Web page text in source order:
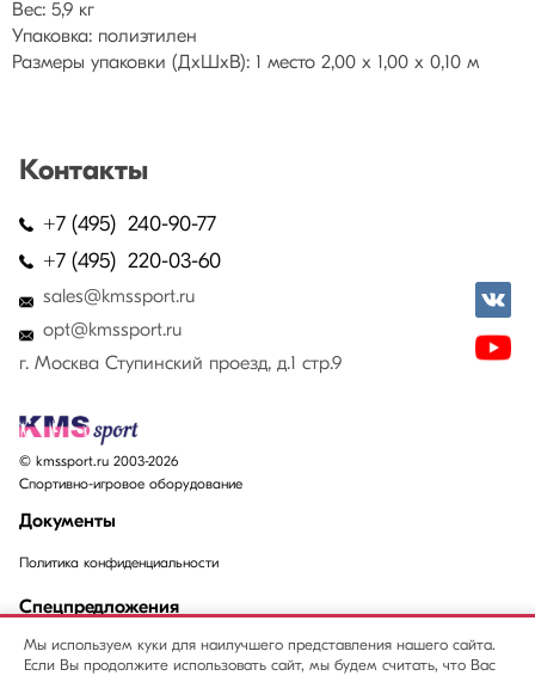
Мы используем куки для наилучшего представления нашего сайта.
Если Вы продолжите использовать сайт, мы будем считать, что Вас
Вес: 5,9 кг
Упаковка: полиэтилен
Размеры упаковки (ДхШхВ): 1 место 2,00 х 1,00 х 0,10 м
Контакты
+7 (495) 240-90-77
+7 (495) 220-03-60
sales@kmssport.ru
opt@kmssport.ru
г. Москва Ступинский проезд, д.1 стр.9
© kmssport.ru 2003-2026
Спортивно-игровое оборудование
Документы
Политика конфиденциальности
Спецпредложения
Акции